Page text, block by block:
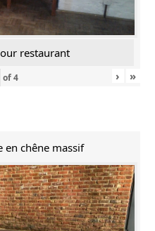
restaurant
of4 › »
en chêne massif